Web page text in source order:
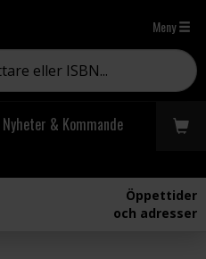
Meny
Nyheter & Kommande
Öppettider
och adresser